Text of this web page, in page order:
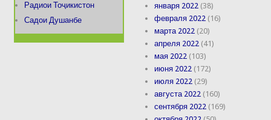
Радиои Тоҷикистон
Садои Душанбе
января 2022 (38)
февраля 2022 (16)
марта 2022 (20)
апреля 2022 (41)
мая 2022 (103)
июня 2022 (172)
июля 2022 (29)
августа 2022 (160)
сентября 2022 (169)